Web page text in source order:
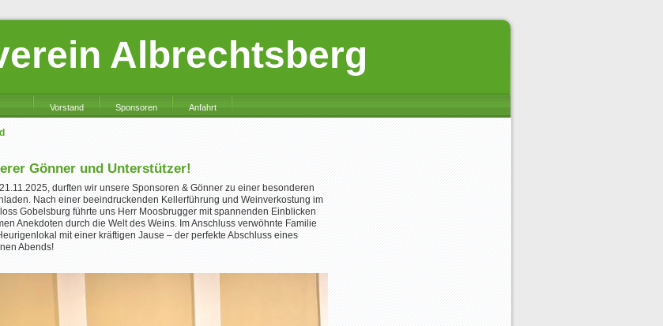
Albrechtsberg
Vorstand Sponsoren Anfahrt
Gönner und Unterstützer!
durften wir unsere Sponsoren & Gönner zu einer besonderen
Nach einer beeindruckenden Kellerführung und Weinverkostung im
Gobelsburg führte uns Herr Moosbrugger mit spannenden Einblicken
Anekdoten durch die Welt des Weins. Im Anschluss verwöhnte Familie
mit einer kräftigen Jause – der perfekte Abschluss eines
Abends!